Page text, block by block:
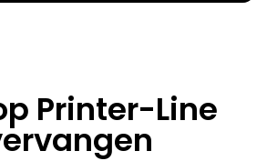
Printer-Line